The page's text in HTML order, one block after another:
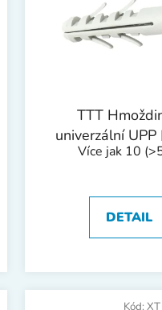
TTT
univerzální
mm 1bal/
Více jak 10
DETAIL
Kód: